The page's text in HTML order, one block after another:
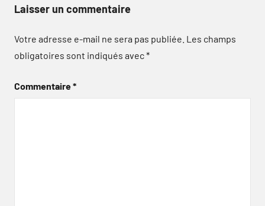
Laisser un commentaire
Votre adresse e-mail ne sera pas publiée. Les champs
obligatoires sont indiqués avec*
Commentaire*